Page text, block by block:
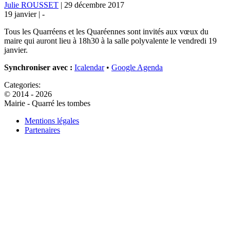
Julie ROUSSET | 29 décembre 2017
19 janvier | -
Tous les Quarréens et les Quaréennes sont invités aux vœux du
maire qui auront lieu à 18h30 à la salle polyvalente le vendredi 19
janvier.
Synchroniser avec : Icalendar• Google Agenda
Categories:
© 2014 - 2026
Mairie - Quarré les tombes
Mentions légales
Partenaires